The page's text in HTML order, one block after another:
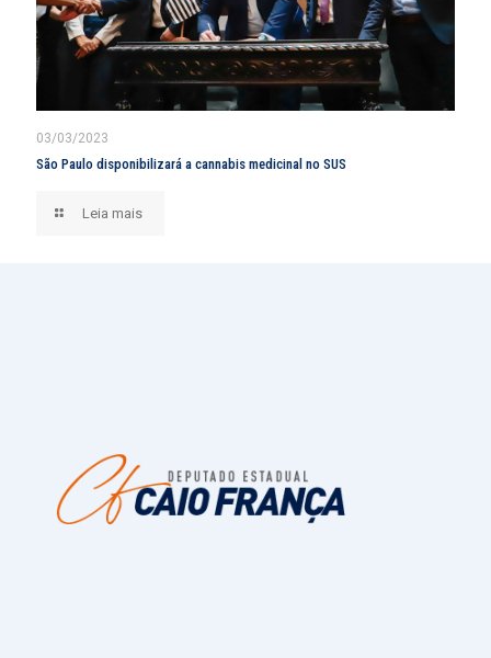
03/03/2023
São Paulo disponibilizará a cannabis medicinal no SUS
Leia mais